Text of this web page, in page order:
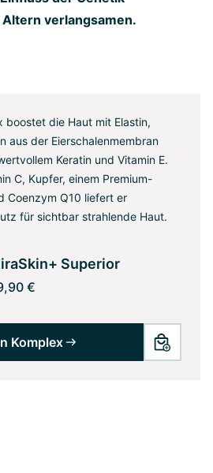
verlangsamen.
boostet die Haut mit Elastin,
aus der Eierschalenmembran
Keratin und Vitamin E.
C, Kupfer, einem Premium-
Coenzym Q10 liefert er
für sichtbar strahlende Haut.
Superior
€
Komplex